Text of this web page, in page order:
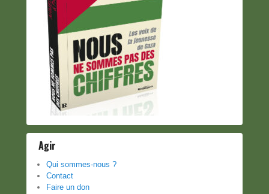
Agir
Qui sommes-nous ?
Contact
Faire un don